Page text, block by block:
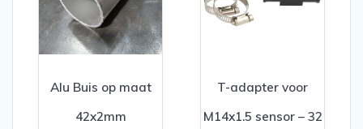
Alu Buis op maat
42x2mm
T-adapter voor
M14x1.5 sensor – 32